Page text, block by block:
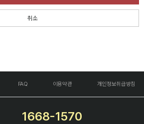
취소
FAQ 이용약관 개인정보취급방침
1668-1570